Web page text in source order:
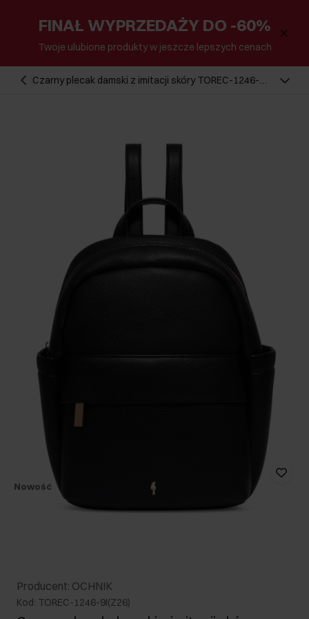
FINAŁ WYPRZEDAŻY DO -60%
Twoje ulubione produkty w jeszcze lepszych cenach
Czarny plecak damski z imitacji skóry TOREC-1246-
Nowość
Producent: OCHNIK
Kod: TOREC-1246-9I(Z26)